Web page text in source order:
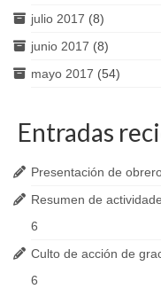
julio 2017 (8)
junio 2017 (8)
mayo 2017 (54)
Entradas
Presentación de
Resumen de
6
Culto de acción de
6